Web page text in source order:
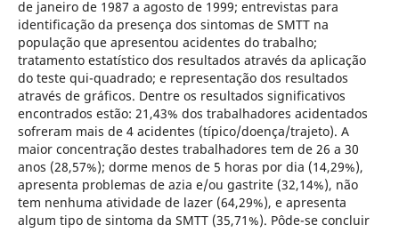
de janeiro de 1987 a agosto de 1999; entrevistas para
identificação da presença dos sintomas de SMTT na
população que apresentou acidentes do trabalho;
tratamento estatístico dos resultados através da aplicação
do teste qui-quadrado; e representação dos resultados
através de gráficos. Dentre os resultados significativos
encontrados estão: 21,43% dos trabalhadores acidentados
sofreram mais de 4 acidentes (típico/doença/trajeto). A
maior concentração destes trabalhadores tem de 26 a 30
anos (28,57%); dorme menos de 5 horas por dia (14,29%),
apresenta problemas de azia e/ou gastrite (32,14%), não
tem nenhuma atividade de lazer (64,29%), e apresenta
algum tipo de sintoma da SMTT (35,71%). Pôde-se concluir